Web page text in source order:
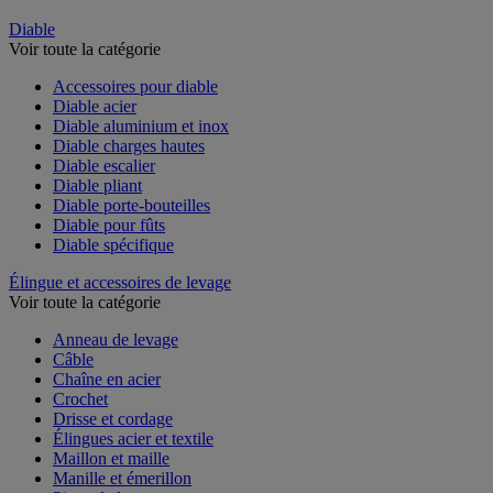
Diable
Voir toute la catégorie
Accessoires pour diable
Diable acier
Diable aluminium et inox
Diable charges hautes
Diable escalier
Diable pliant
Diable porte-bouteilles
Diable pour fûts
Diable spécifique
Élingue et accessoires de levage
Voir toute la catégorie
Anneau de levage
Câble
Chaîne en acier
Crochet
Drisse et cordage
Élingues acier et textile
Maillon et maille
Manille et émerillon